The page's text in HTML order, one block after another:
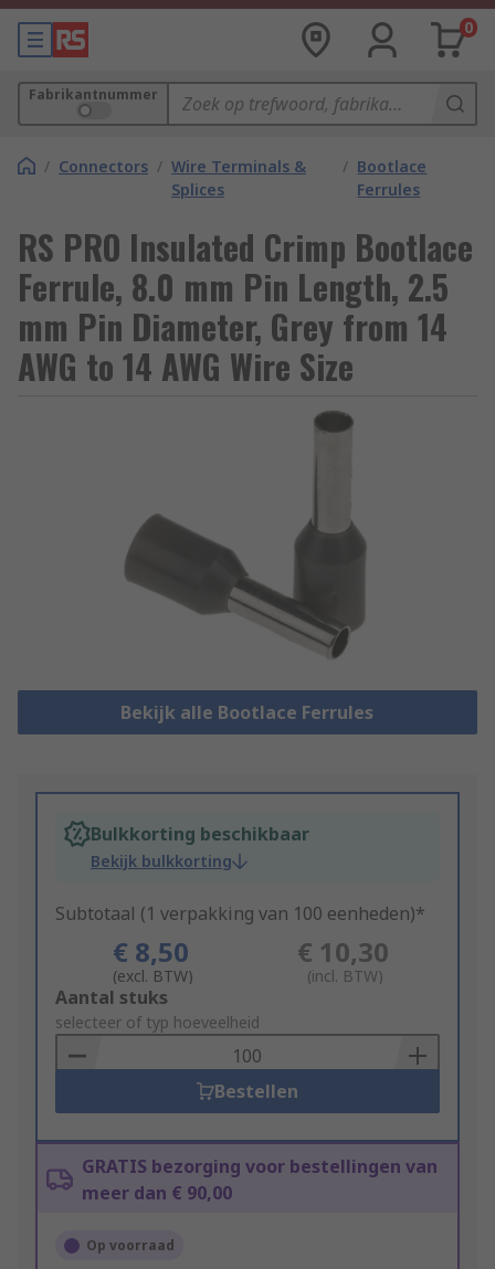
0
Fabrikantnummer
/ Connectors / Wire Terminals &
Splices
/ Bootlace
Ferrules
RS PRO Insulated Crimp Bootlace
Ferrule, 8.0 mm Pin Length, 2.5
mm Pin Diameter, Grey from 14
AWG to 14 AWG Wire Size
Bekijk alle Bootlace Ferrules
Bulkkorting beschikbaar
Bekijk bulkkorting
Subtotaal (1 verpakking van 100 eenheden)*
€ 8,50
(excl. BTW)
€ 10,30
(incl. BTW)
Add
to
Basket
Aantal stuks
selecteer of typ hoeveelheid
Bestellen
GRATIS bezorging voor bestellingen van
meer dan € 90,00
Op voorraad